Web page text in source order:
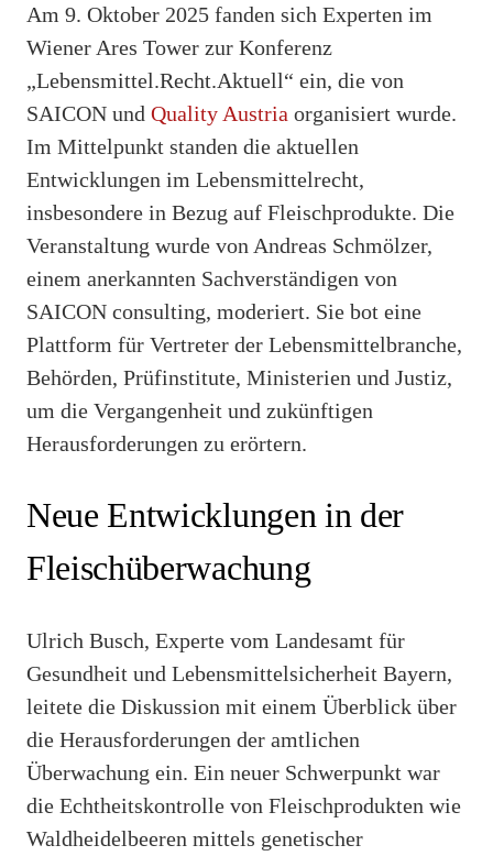
Am 9. Oktober 2025 fanden sich Experten im
Wiener Ares Tower zur Konferenz
„Lebensmittel.Recht.Aktuell“ ein, die von
SAICON und Quality Austria organisiert wurde.
Im Mittelpunkt standen die aktuellen
Entwicklungen im Lebensmittelrecht,
insbesondere in Bezug auf Fleischprodukte. Die
Veranstaltung wurde von Andreas Schmölzer,
einem anerkannten Sachverständigen von
SAICON consulting, moderiert. Sie bot eine
Plattform für Vertreter der Lebensmittelbranche,
Behörden, Prüfinstitute, Ministerien und Justiz,
um die Vergangenheit und zukünftigen
Herausforderungen zu erörtern.
Neue Entwicklungen in der
Fleischüberwachung
Ulrich Busch, Experte vom Landesamt für
Gesundheit und Lebensmittelsicherheit Bayern,
leitete die Diskussion mit einem Überblick über
die Herausforderungen der amtlichen
Überwachung ein. Ein neuer Schwerpunkt war
die Echtheitskontrolle von Fleischprodukten wie
Waldheidelbeeren mittels genetischer